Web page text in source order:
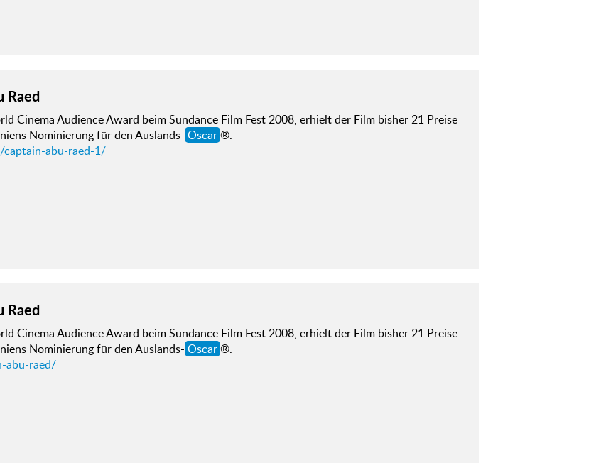
Raed
Cinema Audience Award beim Sundance Film Fest 2008, erhielt der Film bisher 21 Preise
Nominierung für den Auslands- Oscar®.
abu-raed-1/
Raed
Cinema Audience Award beim Sundance Film Fest 2008, erhielt der Film bisher 21 Preise
Nominierung für den Auslands- Oscar®.
abu-raed/